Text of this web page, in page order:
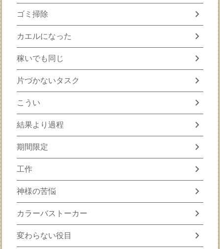
ゴミ掃除 chevron_right
カエルになった chevron_right
稼いでも同じ chevron_right
片づかないタスク chevron_right
こうい chevron_right
結果より過程 chevron_right
期間限定 chevron_right
工作 chevron_right
神様の苦悩 chevron_right
カラーバストーカー chevron_right
変わらない役目 chevron_right